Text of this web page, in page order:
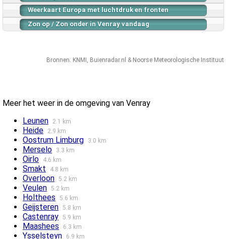
Weerkaart Europa met luchtdruk en fronten
Zon op / Zon onder in Venray vandaag
Bronnen: KNMI , Buienradar.nl & Noorse Meteorologische Instituut
Meer het weer in de omgeving van Venray
Leunen
2.1 km
Heide 2.9 km
Oostrum Limburg 3.0 km
Merselo 3.3 km
Oirlo 4.6 km
Smakt 4.8 km
Overloon 5.2 km
Veulen 5.2 km
Holthees 5.6 km
Geijsteren 5.8 km
Castenray 5.9 km
Maashees 6.3 km
Ysselsteyn 6.9 km